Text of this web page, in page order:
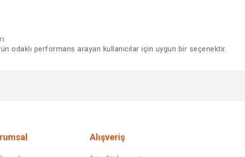
odaklı performans arayan kullanıcılar için uygun bir seçenektir.
Alışveriş